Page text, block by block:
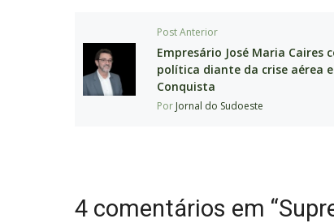
Post Anterior
Empresário José Maria Caires
política diante da crise aérea
Conquista
Por Jornal do Sudoeste
4 comentários em